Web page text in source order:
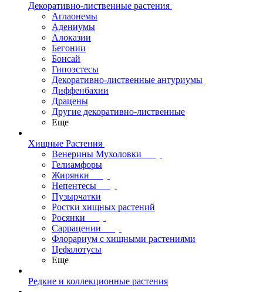
Декоративно-лиственные растения
Аглаонемы
Адениумы
Алоказии
Бегонии
Бонсай
Гипоэстесы
Декоративно-лиственные антуриумы
Диффенбахии
Драцены
Другие декоративно-лиственные
Еще
Хищные Растения
Венерины Мухоловки
Гелиамфоры
Жирянки
Непентесы
Пузырчатки
Ростки хищных растений
Росянки
Саррацении
Флорариум с хищными растениями
Цефалотусы
Еще
Редкие и коллекционные растения